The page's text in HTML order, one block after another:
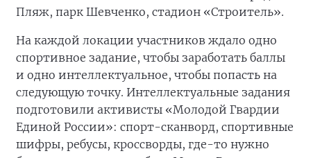
Пляж, парк Шевченко, стадион «Строитель».
На каждой локации участников ждало одно
спортивное задание, чтобы заработать баллы
и одно интеллектуальное, чтобы попасть на
следующую точку. Интеллектуальные задания
подготовили активисты «Молодой Гвардии
Единой России»: спорт-сканворд, спортивные
шифры, ребусы, кроссворды, где-то нужно